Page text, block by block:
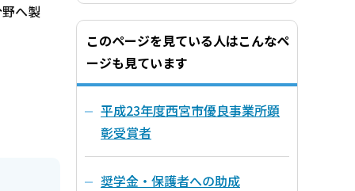
へ製
このページを見ている人はこんなペ
ージも見ています
平成23年度西宮市優良事業所顕
彰受賞者
奨学金・保護者への助成